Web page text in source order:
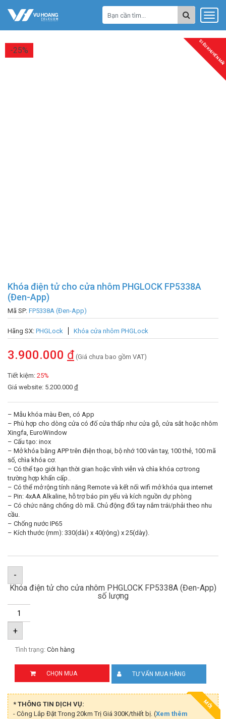
SIÊU KHUYẾN MÃI
-25%
Khóa điện tử cho cửa nhôm PHGLOCK FP5338A
(Đen-App)
Mã SP: FP5338A (Đen-App)
Hãng SX: PHGLock Khóa cửa nhôm PHGLock
3.900.000 đ (Giá chưa bao gồm VAT)
Tiết kiệm: 25%
Giá website: 5.200.000 đ
– Mẫu khóa màu Đen, có App
– Phù hợp cho dòng cửa có đố cửa thấp như cửa gỗ, cửa sắt hoặc nhôm
Xingfa, EuroWindow
– Cấu tạo: inox
– Mở khóa bằng APP trên điện thoại, bộ nhớ 100 vân tay, 100 thẻ, 100 mã
số, chìa khóa cơ.
– Có thể tạo giới hạn thời gian hoặc vĩnh viễn và chìa khóa cơ trong
trường hợp khẩn cấp..
– Có thể mở rộng tính năng Remote và kết nối wifi mở khóa qua internet
– Pin: 4xAA Alkaline, hỗ trợ báo pin yếu và kích nguồn dự phòng
– Có chức năng chống dò mã. Chủ động đổi tay nắm trái/phải theo nhu
cầu.
– Chống nước IP65
– Kích thước (mm): 330(dài) x 40(rộng) x 25(dày).
-
Khóa điện tử cho cửa nhôm PHGLOCK FP5338A (Đen-App)
số lượng
+
Tình trạng: Còn hàng
CHỌN MUA TƯ VẤN MUA HÀNG
MỚI
* THÔNG TIN DỊCH VỤ:
- Công Lắp Đặt Trong 20km Trị Giá 300K/thiết bị. (Xem thêm